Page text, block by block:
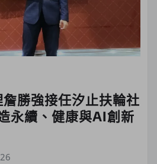
勝強接任汐止扶輪社
永續、健康與AI創新